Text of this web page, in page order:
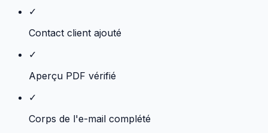
✓
Contact client ajouté
✓
Aperçu PDF vérifié
✓
Corps de l'e-mail complété